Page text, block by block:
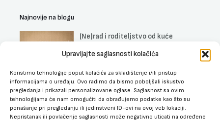
Upravljajte saglasnosti kolačića
Koristimo tehnologije poput kolačića za skladištenje i/ili pristup
informacijama o uređaju. Ovo radimo da bismo poboljšali iskustvo
pregledanja i prikazali personalizovane oglase. Saglasnost sa ovim
tehnologijama će nam omogućiti da obrađujemo podatke kao što su
ponašanje pri pregledanju ili jedinstveni ID-ovi na ovoj veb lokaciji.
Nepristanak ili povlačenje saglasnosti može negativno uticati na određene
Najnovije na blogu
(Ne)rad i roditeljstvo od kuće
Uticaj muzike na trudnice, fetus i
bebe
DETALJNIJE »
Najbolji dečiji kreveti sa fiokom za